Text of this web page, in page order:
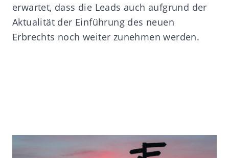
erwartet, dass die Leads auch aufgrund der
Aktualität der Einführung des neuen
Erbrechts noch weiter zunehmen werden.